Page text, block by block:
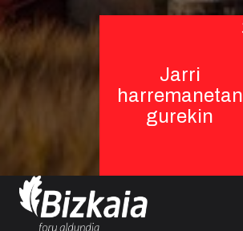
Jarri
harremanetan
gurekin